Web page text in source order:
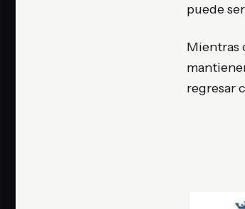
puede
Mientras
regresar